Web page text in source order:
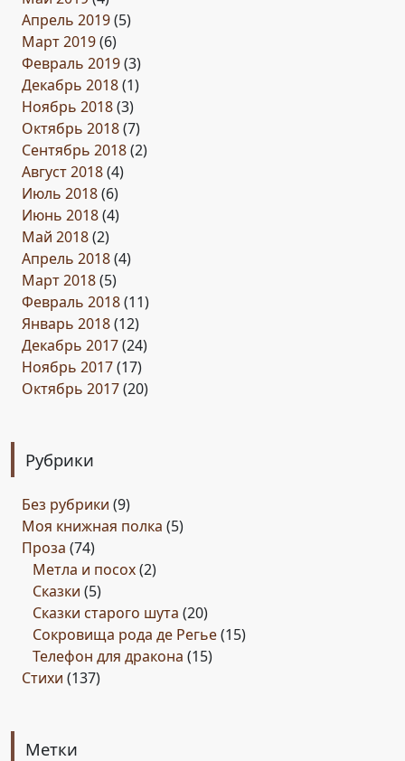
Апрель 2019(5)
Март 2019(6)
Февраль 2019(3)
Декабрь 2018(1)
Ноябрь 2018(3)
Октябрь 2018(7)
Сентябрь 2018(2)
Август 2018(4)
Июль 2018(6)
Июнь 2018(4)
Май 2018(2)
Апрель 2018(4)
Март 2018(5)
Февраль 2018(11)
Январь 2018(12)
Декабрь 2017(24)
Ноябрь 2017(17)
Октябрь 2017(20)
Рубрики
Без рубрики (9)
Моя книжная полка (5)
Проза (74)
Метла и посох(2)
Сказки (5)
Сказки старого шута (20)
Сокровища рода де Регье(15)
Телефон для дракона (15)
Стихи (137)
Метки